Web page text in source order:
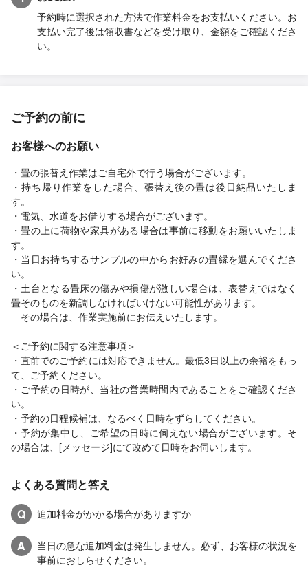
予約時に選択された方法で作業料金をお支払いください。お
支払い完了後は領収書などを受け取り、金額をご確認くださ
い。
ご予約の前に
お客様へのお願い
・畳の張替え作業はご自宅外で行う場合がございます。
・持ち帰り作業をした場合、張替え後の畳は後日納品いたしま
す。
・電気、水道をお借りする場合がございます。
・畳の上に荷物や家具がある場合は事前に移動をお願いいたしま
す。
・当日お持ちするサンプルの中からお好みの畳縁を選んでくださ
い。
・土台となる畳床の傷みや損傷が激しい場合は、表替えではなく
畳そのものを新調しなければいけない可能性があります。
その場合は、作業実施前にお伝えいたします。
＜ご予約に関する注意事項＞
・直前でのご予約には対応できません。最低3日以上の余裕をもっ
て、ご予約ください。
・ご予約の日時が、当社の営業時間内であることをご確認くださ
い。
・予約の日程候補は、なるべく日時をずらしてください。
・予約が集中し、ご希望の日時に伺えない場合がございます。そ
の場合は、[メッセージ]にて改めて日時をお伺いします。
よくある質問と答え
Q
追加料金がかかる場合がありますか
A
当日の急な追加料金は発生しません。必ず、お客様の状況を
事前におしらせください。